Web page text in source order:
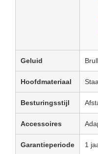
Geluid
Hoofdmateriaal
Besturingsstijl
Accessoires
Garantieperiode 1